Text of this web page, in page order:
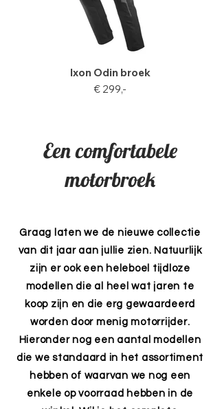
Ixon Odin broek
€ 299,-
Een comfortabele
motorbroek
Graag laten we de nieuwe collectie
van dit jaar aan jullie zien. Natuurlijk
zijn er ook een heleboel tijdloze
modellen die al heel wat jaren te
koop zijn en die erg gewaardeerd
worden door menig motorrijder.
Hieronder nog een aantal modellen
die we standaard in het assortiment
hebben of waarvan we nog een
enkele op voorraad hebben in de